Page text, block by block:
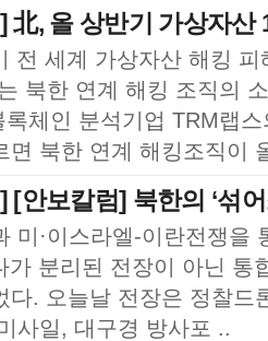
北, 올 상반기 가상자
전 세계 가상자산 해킹 피
북한 연계 해킹 조직의
체인 분석기업 TRM랩
면 북한 연계 해킹조직이
[안보칼럼] 북한의 ‘섞
미·이스라엘-이란전쟁을
가 분리된 전장이 아닌 통
다. 오늘날 전장은 정찰드
사일, 대구경 방사포 ..